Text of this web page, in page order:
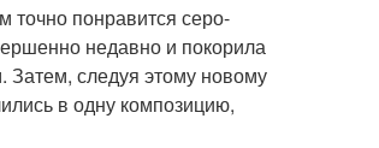
понравится серо-
недавно и покорила
Затем, следуя этому новому
в одну композицию,